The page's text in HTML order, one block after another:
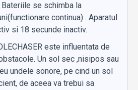
se schimba la
continua) . Aparatul
si 18 secunde inactiv.
este influentata de
Un sol sec ,nisipos sau
undele sonore, pe cind un sol
de aceea va trebui sa